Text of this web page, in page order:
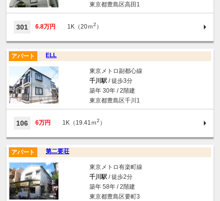
東京都豊島区高田1
301 6.8万円 1K（20ｍ2 ）
ELL
アパート
東京メトロ副都心線
千川駅/ 徒歩3分
築年 30年 / 2階建
東京都豊島区千川1
106 6万円 1K（19.41ｍ2 ）
第二要荘
アパート
東京メトロ有楽町線
千川駅/ 徒歩2分
築年 58年 / 2階建
東京都豊島区要町3